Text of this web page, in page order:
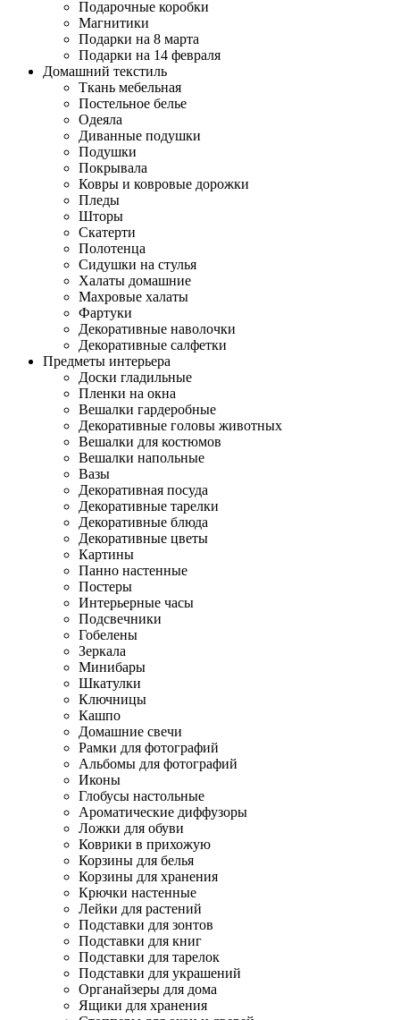
Подарочные коробки
Магнитики
Подарки на 8 марта
Подарки на 14 февраля
Домашний текстиль
Ткань мебельная
Постельное белье
Одеяла
Диванные подушки
Подушки
Покрывала
Ковры и ковровые дорожки
Пледы
Шторы
Скатерти
Полотенца
Сидушки на стулья
Халаты домашние
Махровые халаты
Фартуки
Декоративные наволочки
Декоративные салфетки
Предметы интерьера
Доски гладильные
Пленки на окна
Вешалки гардеробные
Декоративные головы животных
Вешалки для костюмов
Вешалки напольные
Вазы
Декоративная посуда
Декоративные тарелки
Декоративные блюда
Декоративные цветы
Картины
Панно настенные
Постеры
Интерьерные часы
Подсвечники
Гобелены
Зеркала
Минибары
Шкатулки
Ключницы
Кашпо
Домашние свечи
Рамки для фотографий
Альбомы для фотографий
Иконы
Глобусы настольные
Ароматические диффузоры
Ложки для обуви
Коврики в прихожую
Корзины для белья
Корзины для хранения
Крючки настенные
Лейки для растений
Подставки для зонтов
Подставки для книг
Подставки для тарелок
Подставки для украшений
Органайзеры для дома
Ящики для хранения